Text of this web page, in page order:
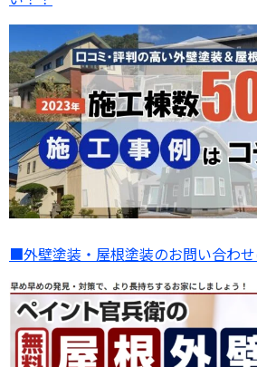
■外壁塗装・屋根塗装のお問い合わせ